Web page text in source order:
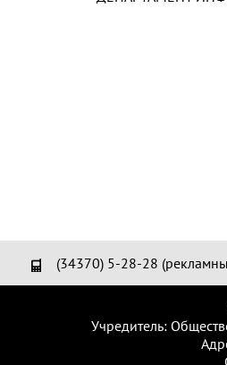
(34370) 5-28-28
Учредитель: